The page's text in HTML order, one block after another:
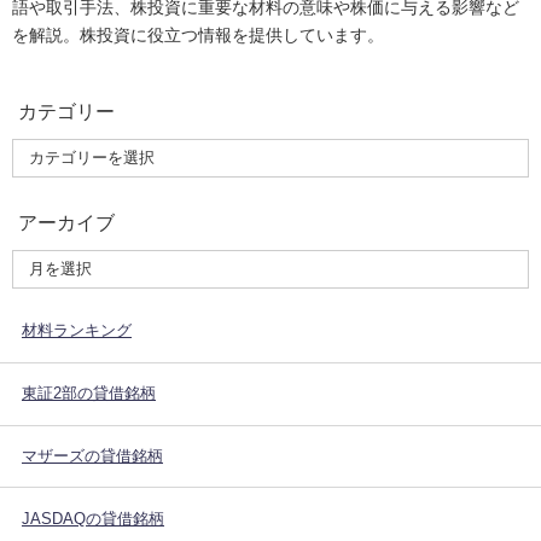
語や取引手法、株投資に重要な材料の意味や株価に与える影響など
を解説。株投資に役立つ情報を提供しています。
カテゴリー
アーカイブ
材料ランキング
東証2部の貸借銘柄
マザーズの貸借銘柄
JASDAQの貸借銘柄